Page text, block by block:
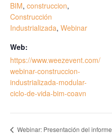
BIM, construccion,
Construcción
Industrializada, Webinar
Web:
https://www.weezevent.com/
webinar-construccion-
industrializada-modular-
ciclo-de-vida-bim-coavn
Webinar: Presentación del informe